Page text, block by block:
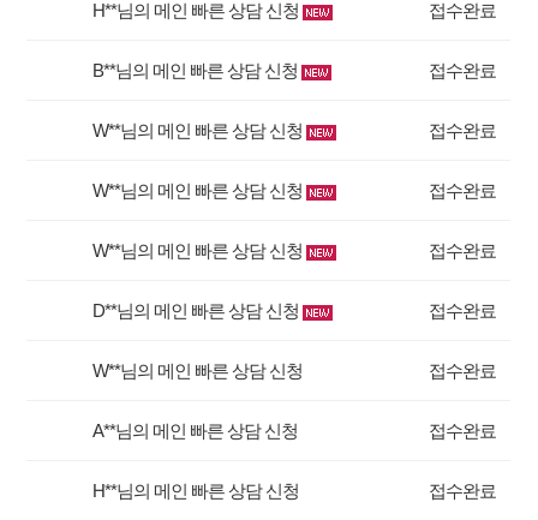
H**님의 메인 빠른 상담 신청 접수완료
B**님의 메인 빠른 상담 신청 접수완료
W**님의 메인 빠른 상담 신청 접수완료
W**님의 메인 빠른 상담 신청 접수완료
W**님의 메인 빠른 상담 신청 접수완료
D**님의 메인 빠른 상담 신청 접수완료
W**님의 메인 빠른 상담 신청 접수완료
A**님의 메인 빠른 상담 신청 접수완료
H**님의 메인 빠른 상담 신청 접수완료